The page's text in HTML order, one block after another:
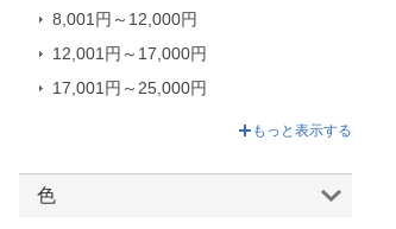
AIM
ドリテック｜dretec
プライム｜Prime
8,001円～12,000円
12,001円～17,000円
17,001円～25,000円
もっと表示する
色